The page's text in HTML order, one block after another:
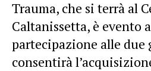
Trauma, che si terrà al
Caltanissetta, è evento
partecipazione alle due
consentirà